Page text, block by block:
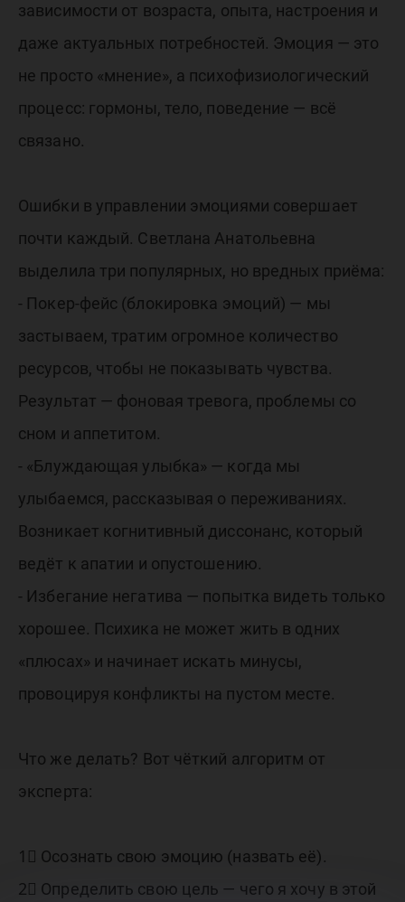
зависимости от возраста, опыта, настроения и
даже актуальных потребностей. Эмоция — это
не просто «мнение», а психофизиологический
процесс: гормоны, тело, поведение — всё
связано.
Ошибки в управлении эмоциями совершает
почти каждый. Светлана Анатольевна
выделила три популярных, но вредных приёма:
- Покер-фейс (блокировка эмоций) — мы
застываем, тратим огромное количество
ресурсов, чтобы не показывать чувства.
Результат — фоновая тревога, проблемы со
сном и аппетитом.
- «Блуждающая улыбка» — когда мы
улыбаемся, рассказывая о переживаниях.
Возникает когнитивный диссонанс, который
ведёт к апатии и опустошению.
- Избегание негатива — попытка видеть только
хорошее. Психика не может жить в одних
«плюсах» и начинает искать минусы,
провоцируя конфликты на пустом месте.
Что же делать? Вот чёткий алгоритм от
эксперта:
1⃣ Осознать свою эмоцию (назвать её).
2⃣ Определить свою цель — чего я хочу в этой